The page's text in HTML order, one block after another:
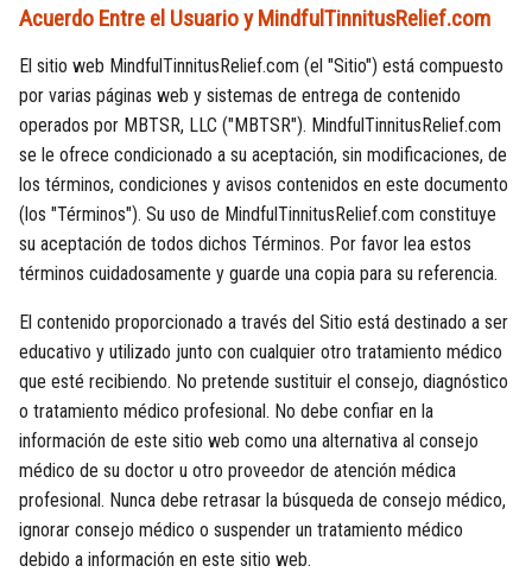
Acuerdo Entre el Usuario y MindfulTinnitusRelief.com
El sitio web MindfulTinnitusRelief.com (el "Sitio") está compuesto
por varias páginas web y sistemas de entrega de contenido
operados por MBTSR, LLC ("MBTSR"). MindfulTinnitusRelief.com
se le ofrece condicionado a su aceptación, sin modificaciones, de
los términos, condiciones y avisos contenidos en este documento
(los "Términos"). Su uso de MindfulTinnitusRelief.com constituye
su aceptación de todos dichos Términos. Por favor lea estos
términos cuidadosamente y guarde una copia para su referencia.
El contenido proporcionado a través del Sitio está destinado a ser
educativo y utilizado junto con cualquier otro tratamiento médico
que esté recibiendo. No pretende sustituir el consejo, diagnóstico
o tratamiento médico profesional. No debe confiar en la
información de este sitio web como una alternativa al consejo
médico de su doctor u otro proveedor de atención médica
profesional. Nunca debe retrasar la búsqueda de consejo médico,
ignorar consejo médico o suspender un tratamiento médico
debido a información en este sitio web.